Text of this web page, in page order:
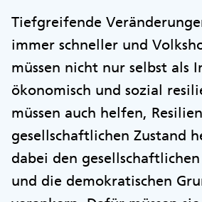
Tiefgreifende
immer schneller und
müssen nicht nur selbst als
ökonomisch und sozial
müssen auch helfen,
gesellschaftlichen Zustand
dabei den
und die demokratischen